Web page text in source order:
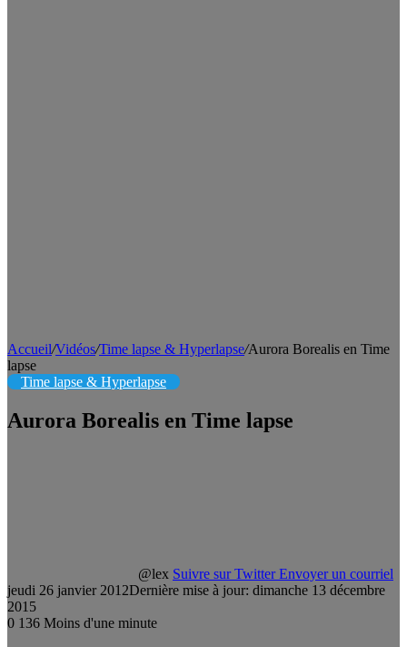
Accueil/Vidéos/Time lapse & Hyperlapse/Aurora Borealis en Time
lapse
Time lapse & Hyperlapse
Aurora Borealis en Time lapse
@lex Suivre sur Twitter Envoyer un courriel
jeudi 26 janvier 2012Dernière mise à jour: dimanche 13 décembre
2015
0 136 Moins d'une minute